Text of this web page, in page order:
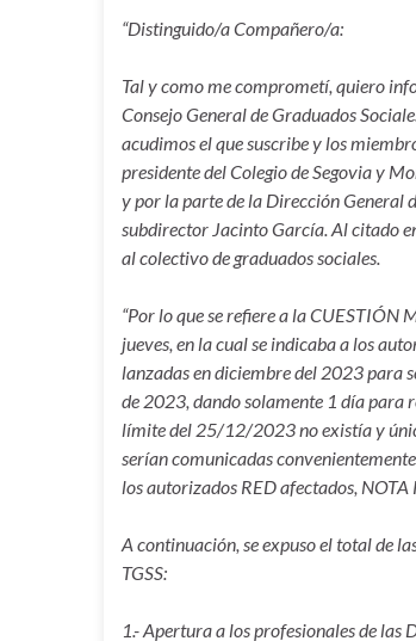
“Distinguido/a Compañero/a:
Tal y como me comprometí, quiero
Consejo General de Graduados
acudimos el que suscribe y los
presidente del Colegio de Segovia y
y por la parte de la Dirección General
subdirector Jacinto García. Al citado
al colectivo de graduados sociales.
“Por lo que se refiere a la
jueves, en la cual se indicaba a los
lanzadas en diciembre del 2023 para
de 2023, dando solamente 1 día para
límite del 25/12/2023 no existía y
serían comunicadas
los autorizados RED afectados,
A continuación, se expuso el total de
TGSS:
1.- Apertura a los profesionales de las